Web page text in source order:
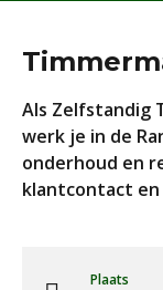
Als Zelfstandig
werk je in de
onderhoud en
klantcontact en
Plaats